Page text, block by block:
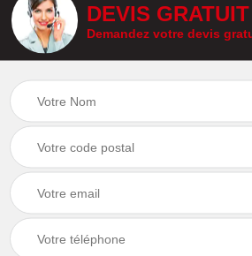
Peinture Extérieure
87 Haute-Vienne
DEVIS GRATUIT
Demandez votre devis